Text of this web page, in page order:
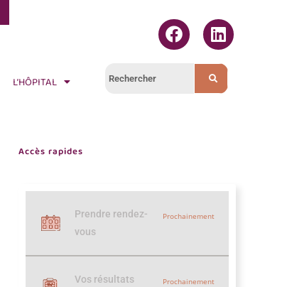
L’HÔPITAL
Accès rapides
Prendre rendez-
vous
Prochainement
Vos résultats
Prochainement